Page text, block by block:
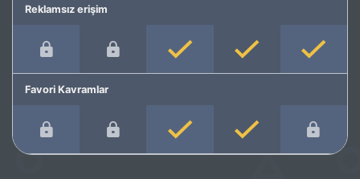
Reklamsız erişim
Favori Kavramlar